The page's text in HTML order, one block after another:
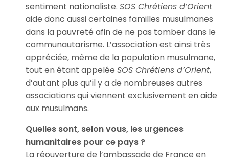
sentiment nationaliste.SOS Chrétiens d’Orient
aide donc aussi certaines familles musulmanes
dans la pauvreté afin de ne pas tomber dans le
communautarisme. L’association est ainsi très
appréciée, même de la population musulmane,
tout en étant appeléeSOS Chrétiens d’Orient,
d’autant plus qu’il y a de nombreuses autres
associations qui viennent exclusivement en aide
aux musulmans.
Quelles sont, selon vous, les urgences
humanitaires pour ce pays ?
La réouverture de l’ambassade de France en